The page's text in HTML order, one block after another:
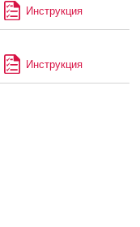
Инструкция
Инструкция